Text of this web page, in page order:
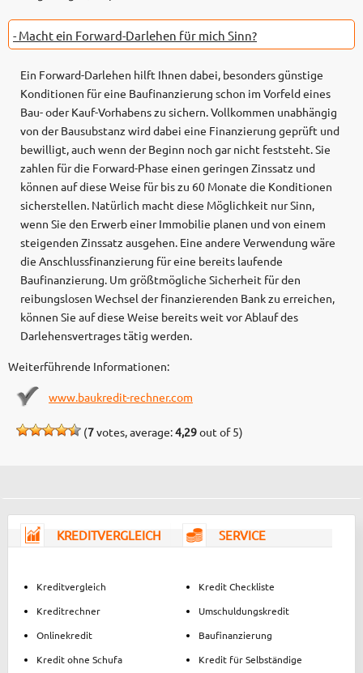
- Macht ein Forward-Darlehen für mich Sinn?
Ein Forward-Darlehen hilft Ihnen dabei, besonders günstige
Konditionen für eine Baufinanzierung schon im Vorfeld eines
Bau- oder Kauf-Vorhabens zu sichern. Vollkommen unabhängig
von der Bausubstanz wird dabei eine Finanzierung geprüft und
bewilligt, auch wenn der Beginn noch gar nicht feststeht. Sie
zahlen für die Forward-Phase einen geringen Zinssatz und
können auf diese Weise für bis zu 60 Monate die Konditionen
sicherstellen. Natürlich macht diese Möglichkeit nur Sinn,
wenn Sie den Erwerb einer Immobilie planen und von einem
steigenden Zinssatz ausgehen. Eine andere Verwendung wäre
die Anschlussfinanzierung für eine bereits laufende
Baufinanzierung. Um größtmögliche Sicherheit für den
reibungslosen Wechsel der finanzierenden Bank zu erreichen,
können Sie auf diese Weise bereits weit vor Ablauf des
Darlehensvertrages tätig werden.
Weiterführende Informationen:
www.baukredit-rechner.com
(7votes, average:4,29out of 5)
KREDITVERGLEICH
Kreditvergleich
Kreditrechner
Onlinekredit
Kredit ohne Schufa
SERVICE
Kredit Checkliste
Umschuldungskredit
Baufinanzierung
Kredit für Selbständige